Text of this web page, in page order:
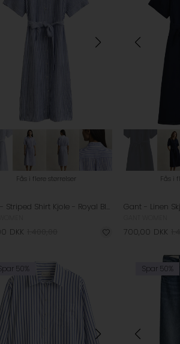
Fås i flere størrelser
Gant - Striped Shirt Kjole - Royal Blue
DKK
Fås i
700,00 DKK
50% Spar 50%